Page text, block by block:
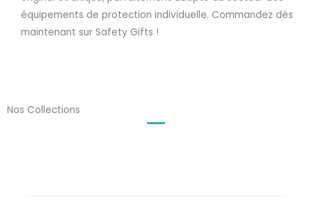
équipements de protection individuelle. Commandez dès
maintenant sur Safety Gifts !
Nos Collections